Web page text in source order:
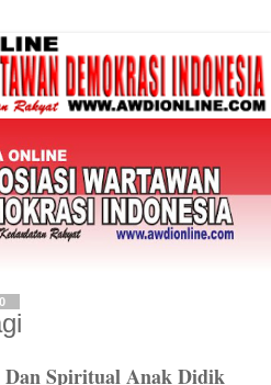
Spiritual Anak Didik